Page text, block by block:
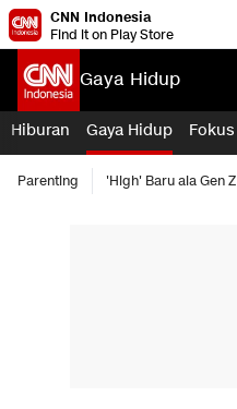
CNN Indonesia
Find it on Play Store
Gaya Hidup
Hiburan Gaya Hidup Fokus
Parenting 'High' Baru ala Gen Z